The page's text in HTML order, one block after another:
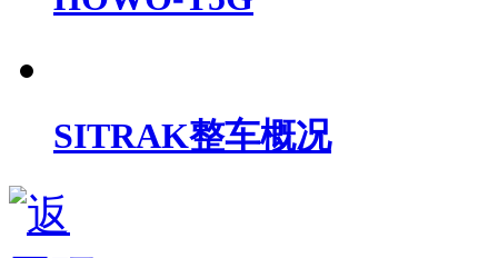
SITRAK整车概况